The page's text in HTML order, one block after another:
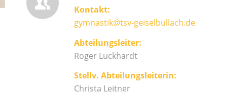
Kontakt:
gymnastik@tsv-geiselbullach.de
Abteilungsleiter:
Roger Luckhardt
Stellv. Abteilungsleiterin:
Christa Leitner